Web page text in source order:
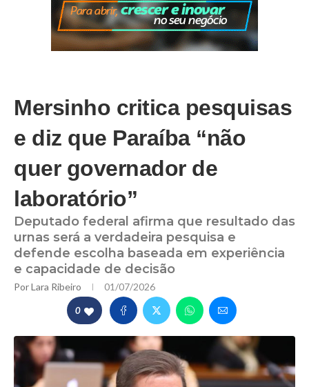
Mersinho critica pesquisas
e diz que Paraíba “não
quer governador de
laboratório”
Deputado federal afirma que resultado das
urnas será a verdadeira pesquisa e
defende escolha baseada em experiência
e capacidade de decisão
PorLara Ribeiro 01/07/2026
0